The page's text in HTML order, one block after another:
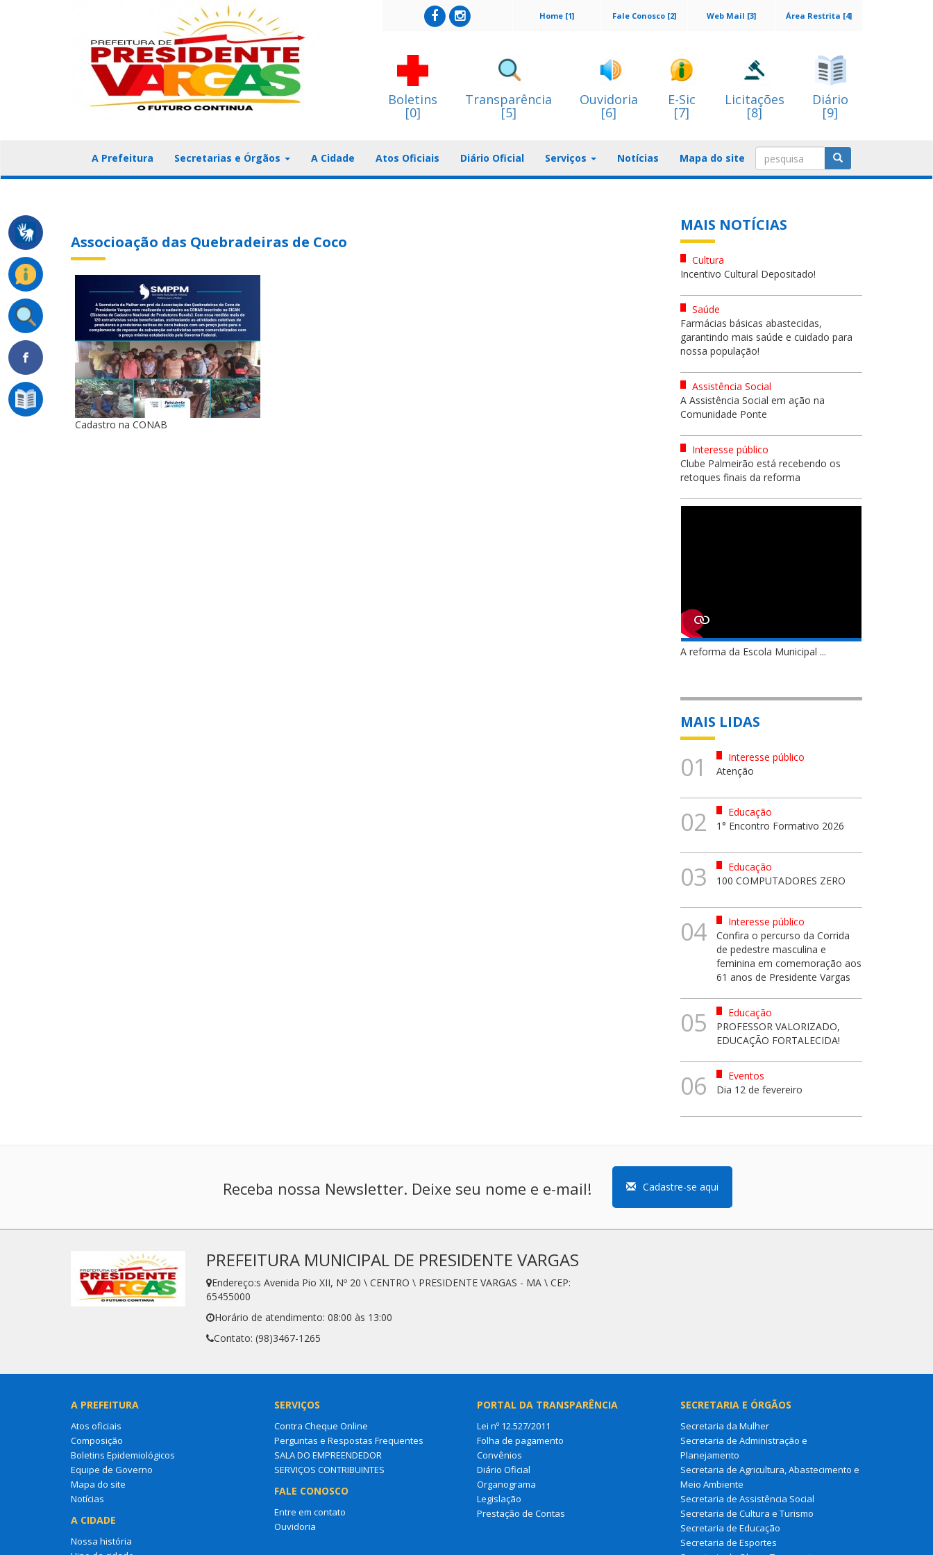
Área Restrita [4]
Web Mail [3]
Fale Conosco [2]
Home [1]
Boletins
[0]
Transparência
[5]
Ouvidoria
[6]
E-Sic
[7]
Licitações
[8]
Diário
[9]
A Prefeitura Secretarias e Órgãos A Cidade Atos Oficiais Diário Oficial Serviços Notícias Mapa do site
Associoação das Quebradeiras de Coco
Cadastro na CONAB
MAIS NOTÍCIAS
Cultura
Incentivo Cultural Depositado!
Saúde
Farmácias básicas abastecidas,
garantindo mais saúde e cuidado para
nossa população!
Assistência Social
A Assistência Social em ação na
Comunidade Ponte
Interesse público
Clube Palmeirão está recebendo os
retoques finais da reforma
A reforma da Escola Municipal ...
MAIS LIDAS
01
Interesse público
Atenção
02
Educação
1° Encontro Formativo 2026
03
Educação
100 COMPUTADORES ZERO
04
Interesse público
Confira o percurso da Corrida
de pedestre masculina e
feminina em comemoração aos
61 anos de Presidente Vargas
05
Educação
PROFESSOR VALORIZADO,
EDUCAÇÃO FORTALECIDA!
06
Eventos
Dia 12 de fevereiro
Receba nossa Newsletter. Deixe seu nome e e-mail! Cadastre-se aqui
PREFEITURA MUNICIPAL DE PRESIDENTE VARGAS
Endereço:s Avenida Pio XII, Nº 20 \ CENTRO \ PRESIDENTE VARGAS - MA \ CEP:
65455000
Horário de atendimento: 08:00 às 13:00
Contato: (98)3467-1265
A PREFEITURA
Atos oficiais
Composição
Boletins Epidemiológicos
Equipe de Governo
Mapa do site
Notícias
A CIDADE
Nossa história
SERVIÇOS
Contra Cheque Online
Perguntas e Respostas Frequentes
SALA DO EMPREENDEDOR
SERVIÇOS CONTRIBUINTES
FALE CONOSCO
Entre em contato
Ouvidoria
PORTAL DA TRANSPARÊNCIA
Lei nº 12.527/2011
Folha de pagamento
Convênios
Diário Oficial
Organograma
Legislação
Prestação de Contas
SECRETARIA E ÓRGÃOS
Secretaria da Mulher
Secretaria de Administração e
Planejamento
Secretaria de Agricultura, Abastecimento e
Meio Ambiente
Secretaria de Assistência Social
Secretaria de Cultura e Turismo
Secretaria de Educação
Secretaria de Esportes